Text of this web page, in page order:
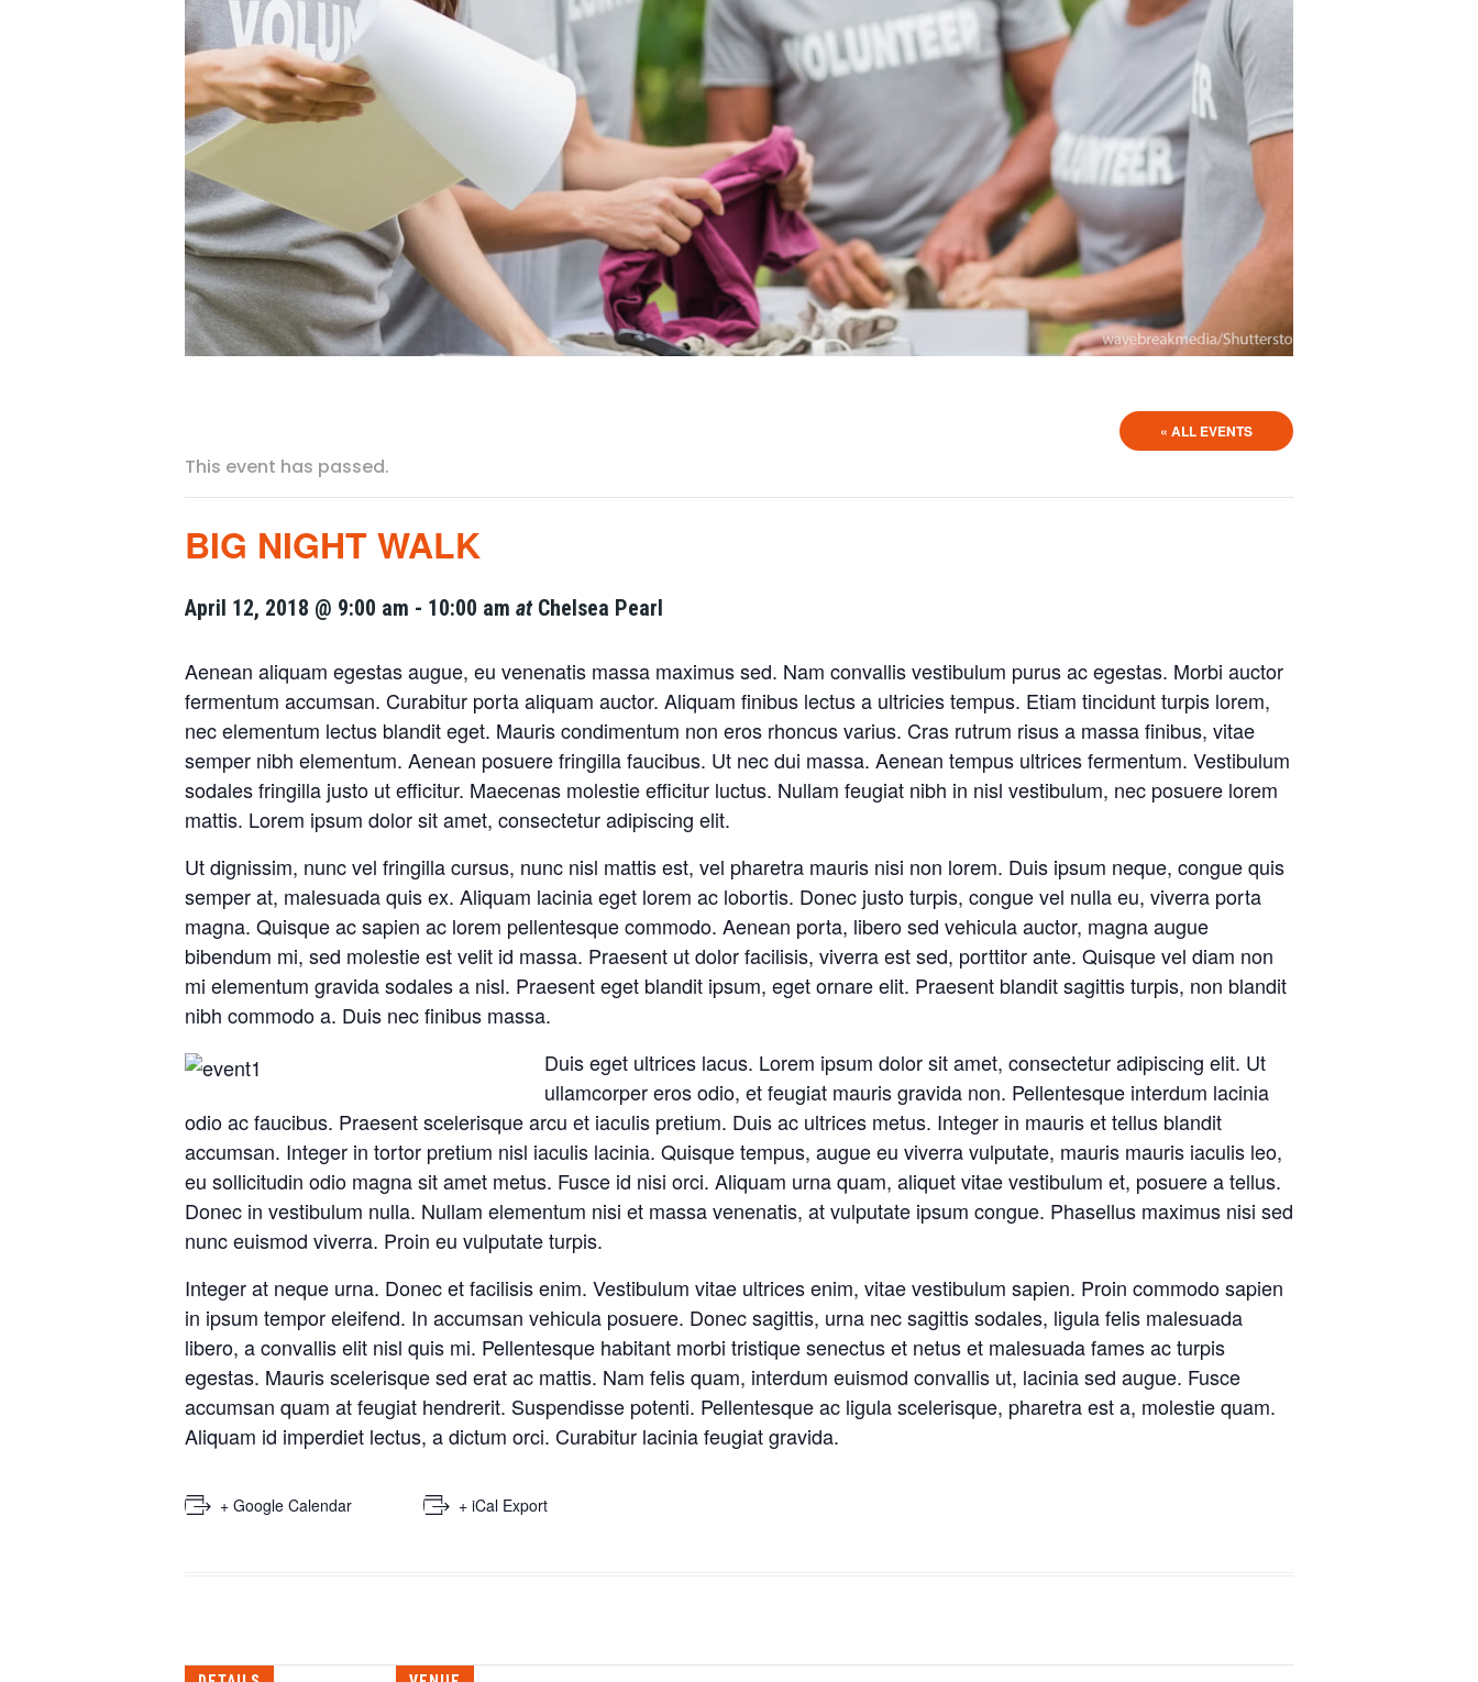
« ALL EVENTS
This event has passed.
BIG NIGHT WALK
April 12, 2018 @ 9:00 am - 10:00 am atChelsea Pearl
Aenean aliquam egestas augue, eu venenatis massa maximus sed. Nam convallis vestibulum purus ac egestas. Morbi auctor
fermentum accumsan. Curabitur porta aliquam auctor. Aliquam finibus lectus a ultricies tempus. Etiam tincidunt turpis lorem,
nec elementum lectus blandit eget. Mauris condimentum non eros rhoncus varius. Cras rutrum risus a massa finibus, vitae
semper nibh elementum. Aenean posuere fringilla faucibus. Ut nec dui massa. Aenean tempus ultrices fermentum. Vestibulum
sodales fringilla justo ut efficitur. Maecenas molestie efficitur luctus. Nullam feugiat nibh in nisl vestibulum, nec posuere lorem
mattis. Lorem ipsum dolor sit amet, consectetur adipiscing elit.
Ut dignissim, nunc vel fringilla cursus, nunc nisl mattis est, vel pharetra mauris nisi non lorem. Duis ipsum neque, congue quis
semper at, malesuada quis ex. Aliquam lacinia eget lorem ac lobortis. Donec justo turpis, congue vel nulla eu, viverra porta
magna. Quisque ac sapien ac lorem pellentesque commodo. Aenean porta, libero sed vehicula auctor, magna augue
bibendum mi, sed molestie est velit id massa. Praesent ut dolor facilisis, viverra est sed, porttitor ante. Quisque vel diam non
mi elementum gravida sodales a nisl. Praesent eget blandit ipsum, eget ornare elit. Praesent blandit sagittis turpis, non blandit
nibh commodo a. Duis nec finibus massa.
Duis eget ultrices lacus. Lorem ipsum dolor sit amet, consectetur adipiscing elit. Ut
ullamcorper eros odio, et feugiat mauris gravida non. Pellentesque interdum lacinia
odio ac faucibus. Praesent scelerisque arcu et iaculis pretium. Duis ac ultrices metus. Integer in mauris et tellus blandit
accumsan. Integer in tortor pretium nisl iaculis lacinia. Quisque tempus, augue eu viverra vulputate, mauris mauris iaculis leo,
eu sollicitudin odio magna sit amet metus. Fusce id nisi orci. Aliquam urna quam, aliquet vitae vestibulum et, posuere a tellus.
Donec in vestibulum nulla. Nullam elementum nisi et massa venenatis, at vulputate ipsum congue. Phasellus maximus nisi sed
nunc euismod viverra. Proin eu vulputate turpis.
Integer at neque urna. Donec et facilisis enim. Vestibulum vitae ultrices enim, vitae vestibulum sapien. Proin commodo sapien
in ipsum tempor eleifend. In accumsan vehicula posuere. Donec sagittis, urna nec sagittis sodales, ligula felis malesuada
libero, a convallis elit nisl quis mi. Pellentesque habitant morbi tristique senectus et netus et malesuada fames ac turpis
egestas. Mauris scelerisque sed erat ac mattis. Nam felis quam, interdum euismod convallis ut, lacinia sed augue. Fusce
accumsan quam at feugiat hendrerit. Suspendisse potenti. Pellentesque ac ligula scelerisque, pharetra est a, molestie quam.
Aliquam id imperdiet lectus, a dictum orci. Curabitur lacinia feugiat gravida.
+ Google Calendar + iCal Export